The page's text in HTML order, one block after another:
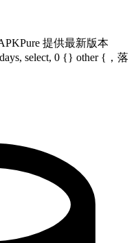
提供最新版本
select, 0 {} other {，落